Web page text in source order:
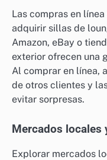
Las compras en
adquirir sillas de
Amazon, eBay o
exterior ofrecen una
Al comprar en línea,
de otros clientes y
evitar sorpresas.
Mercados locales
Explorar mercados